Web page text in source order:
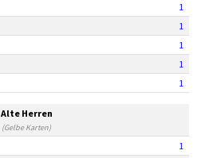
1
1
1
1
1
Alte Herren
(Gelbe Karten)
1